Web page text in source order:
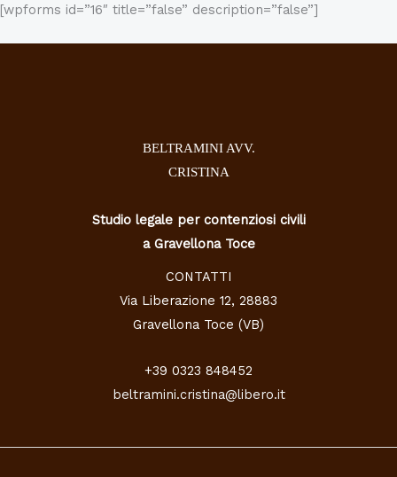
[wpforms id=”16″ title=”false” description=”false”]
BELTRAMINI AVV.
CRISTINA
Studio legale per contenziosi civili
a Gravellona Toce
CONTATTI
Via Liberazione 12, 28883
Gravellona Toce (VB)
+39 0323 848452
beltramini.cristina@libero.it